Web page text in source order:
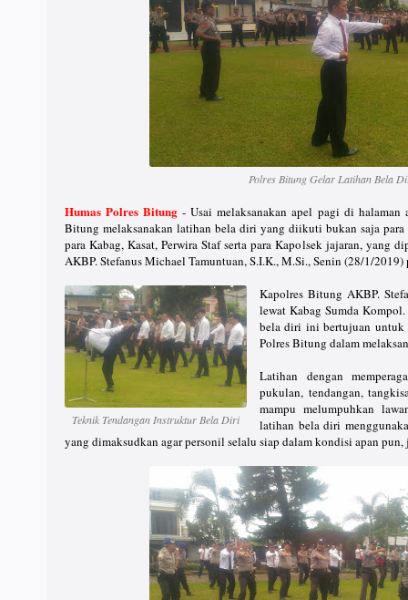
Polres Bitung Gelar Latihan Bela
Humas Polres Bitung - Usai melaksanakan apel pagi di
Bitung melaksanakan latihan bela diri yang diikuti bukan saja
para Kabag, Kasat, Perwira Staf serta para Kapolsek jajaran, yang
AKBP. Stefanus Michael Tamuntuan, S.I.K., M.Si., Senin (28/1/
Teknik Tendangan Instruktur Bela Diri
Kapolres Bitung AKBP.
lewat Kabag Sumda
bela diri ini bertujuan untuk
Polres Bitung dalam
Latihan dengan
pukulan, tendangan,
mampu melumpuhkan
latihan bela diri
yang dimaksudkan agar personil selalu siap dalam kondisi apan pun,